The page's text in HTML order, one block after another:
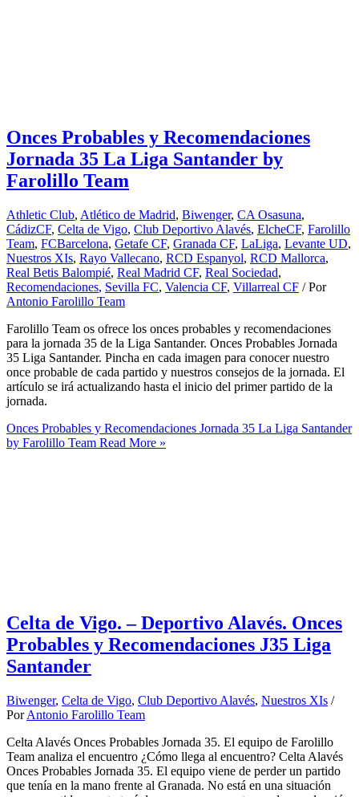
Onces Probables y Recomendaciones
Jornada 35 La Liga Santander by
Farolillo Team
Athletic Club, Atlético de Madrid, Biwenger, CA Osasuna,
CádizCF, Celta de Vigo, Club Deportivo Alavés, ElcheCF, Farolillo
Team, FCBarcelona, Getafe CF, Granada CF, LaLiga, Levante UD,
Nuestros XIs, Rayo Vallecano, RCD Espanyol, RCD Mallorca,
Real Betis Balompié, Real Madrid CF, Real Sociedad,
Recomendaciones, Sevilla FC, Valencia CF, Villarreal CF / Por
Antonio Farolillo Team
Farolillo Team os ofrece los onces probables y recomendaciones
para la jornada 35 de la Liga Santander. Onces Probables Jornada
35 Liga Santander. Pincha en cada imagen para conocer nuestro
once probable de cada partido y nuestros consejos de la jornada. El
artículo se irá actualizando hasta el inicio del primer partido de la
jornada.
Onces Probables y Recomendaciones Jornada 35 La Liga Santander
by Farolillo Team Read More »
Celta de Vigo. – Deportivo Alavés. Onces
Probables y Recomendaciones J35 Liga
Santander
Biwenger, Celta de Vigo, Club Deportivo Alavés, Nuestros XIs /
PorAntonio Farolillo Team
Celta Alavés Onces Probables Jornada 35. El equipo de Farolillo
Team analiza el encuentro ¿Cómo llega al encuentro? Celta Alavés
Onces Probables Jornada 35. El equipo viene de perder un partido
que tenía en la mano frente al Granada. No está en una situación